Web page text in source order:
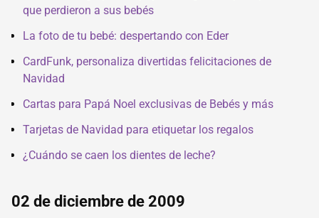
que perdieron a sus bebés
La foto de tu bebé: despertando con Eder
CardFunk, personaliza divertidas felicitaciones de
Navidad
Cartas para Papá Noel exclusivas de Bebés y más
Tarjetas de Navidad para etiquetar los regalos
¿Cuándo se caen los dientes de leche?
02 de diciembre de 2009